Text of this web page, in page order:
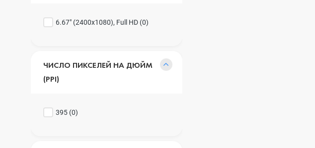
6.67" (2400x1080), Full HD (0)
ЧИСЛО ПИКСЕЛЕЙ НА ДЮЙМ
(PPI)
395 (0)